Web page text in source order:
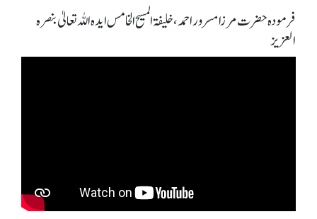
فرمودہ حضرت مرزا مسرور احمد، خلیفۃ المسیح الخامس ایدہ اللہ تعالیٰ بنصرہ
العزیز